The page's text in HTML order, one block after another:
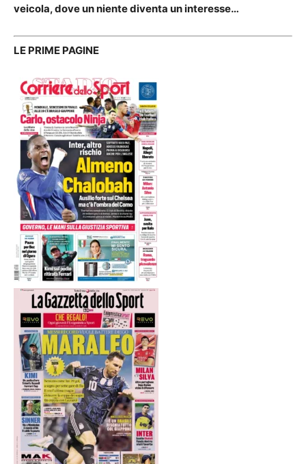
veicola, dove un niente diventa un interesse…
LE PRIME PAGINE